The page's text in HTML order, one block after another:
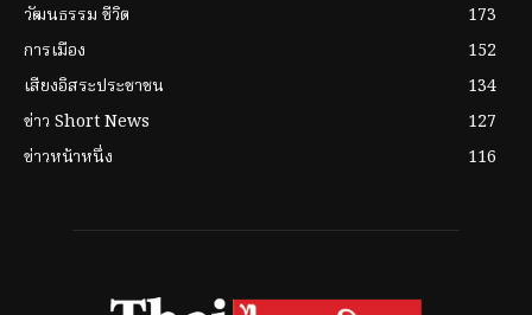
วัฒนธรรม ชีวิต
173
การเมือง
152
เสียงอิสระประชาชน
134
ข่าว Short News
127
ข่าวหน้าหนึ่ง
116